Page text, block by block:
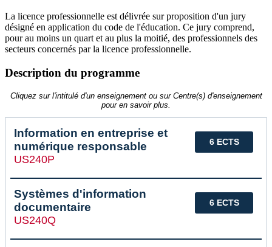
La licence professionnelle est délivrée sur proposition d'un jury
désigné en application du code de l'éducation. Ce jury comprend,
pour au moins un quart et au plus la moitié, des professionnels des
secteurs concernés par la licence professionnelle.
Description du programme
Cliquez sur l'intitulé d'un enseignement ou sur Centre(s) d'enseignement
pour en savoir plus.
6 ECTS
Information en entreprise et
numérique responsable
US240P
6 ECTS
Systèmes d'information
documentaire
US240Q